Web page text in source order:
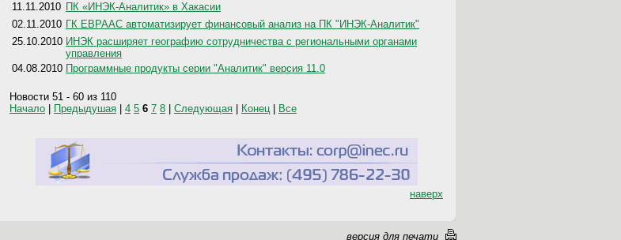
11.11.2010 ПК «ИНЭК-Аналитик» в Хакасии
02.11.2010 ГК ЕВРААС автоматизирует финансовый анализ на ПК "ИНЭК-Аналитик"
25.10.2010 ИНЭК расширяет географию сотрудничества с региональными органами
управления
04.08.2010 Программные продукты серии "Аналитик" версия 11.0
Новости 51 - 60 из 110
Начало
Предыдушая 4 5 6 7 8 Следующая Конец| Все
наверх
версия для печати